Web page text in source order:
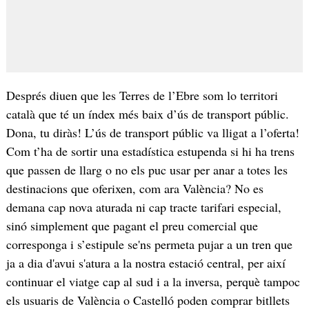
Després diuen que les Terres de l’Ebre som lo territori
català que té un índex més baix d’ús de transport públic.
Dona, tu diràs! L’ús de transport públic va lligat a l’oferta!
Com t’ha de sortir una estadística estupenda si hi ha trens
que passen de llarg o no els puc usar per anar a totes les
destinacions que oferixen, com ara València? No es
demana cap nova aturada ni cap tracte tarifari especial,
sinó simplement que pagant el preu comercial que
corresponga i s’estipule se'ns permeta pujar a un tren que
ja a dia d'avui s'atura a la nostra estació central, per així
continuar el viatge cap al sud i a la inversa, perquè tampoc
els usuaris de València o Castelló poden comprar bitllets